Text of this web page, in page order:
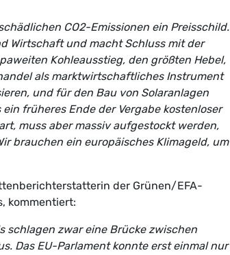
CO2-Emissionen ein Preisschild.
Wirtschaft und macht Schluss mit der
Kohleausstieg, den größten Hebel,
als marktwirtschaftliches Instrument
und für den Bau von Solaranlagen
früheres Ende der Vergabe kostenloser
muss aber massiv aufgestockt werden,
brauchen ein europäisches Klimageld, um
der Grünen/EFA-
kommentiert:
schlagen zwar eine Brücke zwischen
Das EU-Parlament konnte erst einmal nur